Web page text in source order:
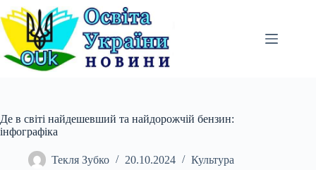
Перейти
до
вмісту
Де в світі найдешевший та найдорожчій бензин:
інфографіка
Текля Зубко 20.10.2024 Культура